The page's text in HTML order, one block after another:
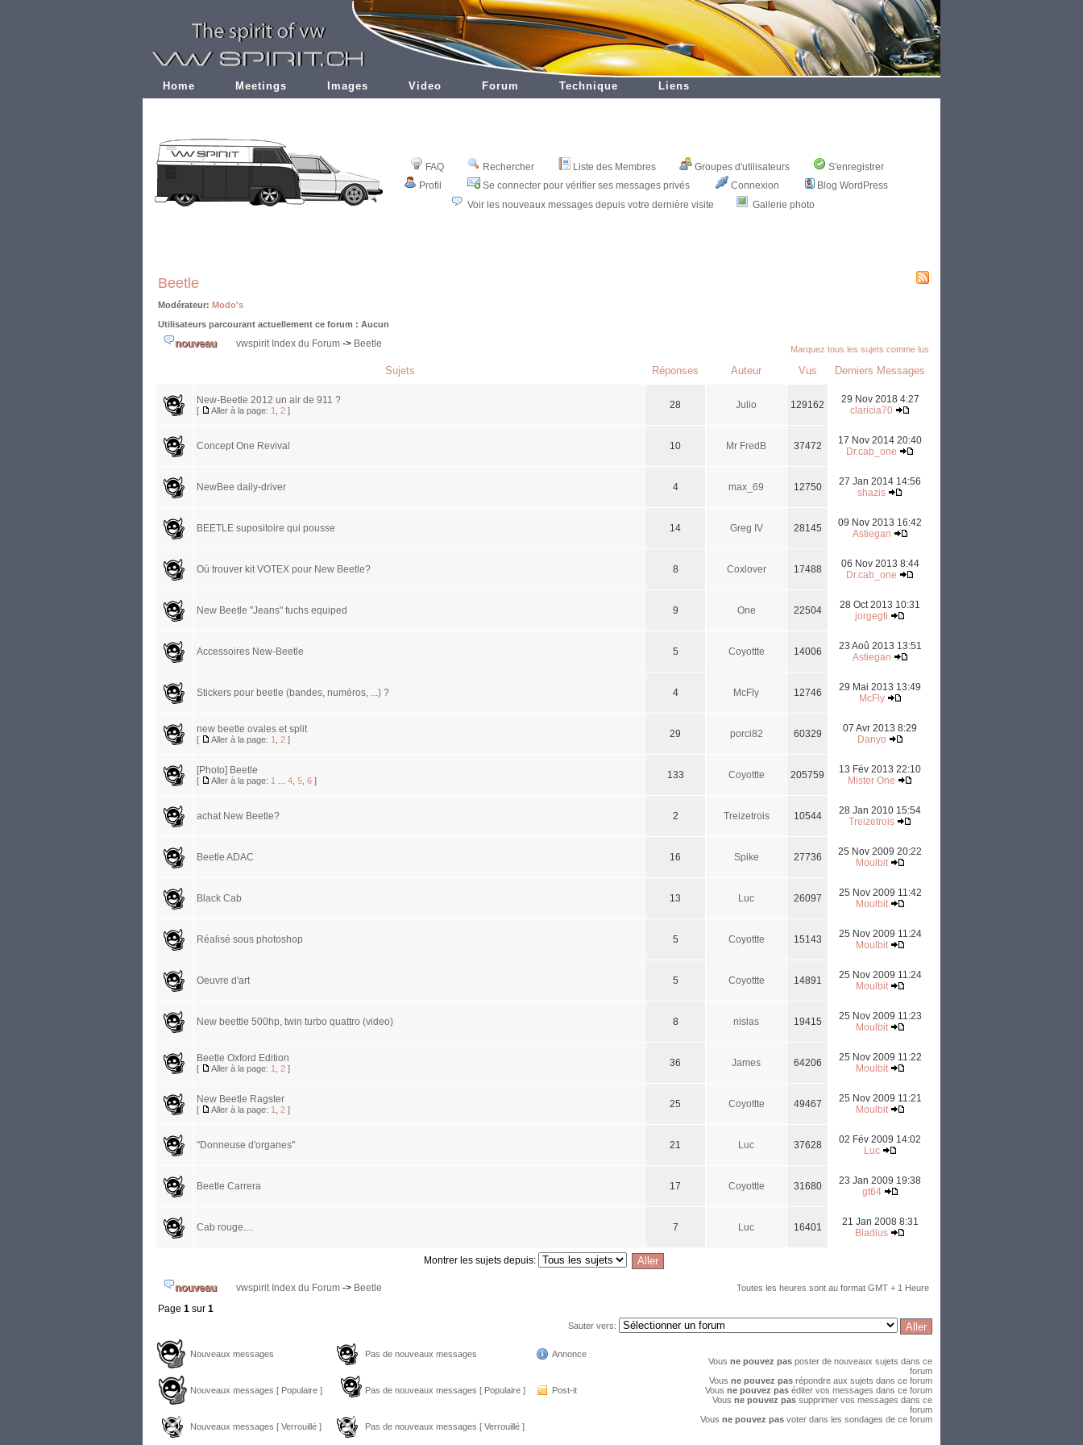
Home Meetings Images Video Forum Technique Liens
FAQ Rechercher Liste des Membres Groupes d'utilisateurs
S'enregistrer
Profil
Se connecter pour vérifier ses messages privés Connexion
Blog WordPress
Voir les nouveaux messages depuis votre dernière visite
Gallerie photo
Beetle
Modérateur: Modo's
Utilisateurs parcourant actuellement ce forum : Aucun
vwspirit Index du Forum -> Beetle Marquez tous les sujets comme lus
Sujets Réponses Auteur Vus Derniers Messages
New-Beetle 2012 un air de 911 ?
[ Aller à la page: 1 2 ] 28 Julio 129162
29 Nov 2018 4:27
claricia70
Concept One Revival 10 Mr FredB 37472
17 Nov 2014 20:40
Dr.cab_one
NewBee daily-driver 4 max_69 12750
27 Jan 2014 14:56
shazis
BEETLE supositoire qui pousse 14 Greg IV 28145
09 Nov 2013 16:42
Astiegan
Où trouver kit VOTEX pour New Beetle? 8 Coxlover 17488
06 Nov 2013 8:44
Dr.cab_one
New Beetle "Jeans" fuchs equiped 9 One 22504
28 Oct 2013 10:31
jorgegti
Accessoires New-Beetle 5 Coyottte 14006
23 Aoû 2013 13:51
Astiegan
Stickers pour beetle (bandes, numéros, ...) ? 4 McFly 12746
29 Mai 2013 13:49
McFly
new beetle ovales et split
[ Aller à la page: 1 2 ] 29 porci82 60329
07 Avr 2013 8:29
Danyo
[Photo] Beetle
[ Aller à la page: 1 4 5 6 ] 133 Coyottte 205759
13 Fév 2013 22:10
Mister One
achat New Beetle? 2 Treizetrois 10544
28 Jan 2010 15:54
Treizetrois
Beetle ADAC 16 Spike 27736
25 Nov 2009 20:22
Moulbit
Black Cab 13 Luc 26097
25 Nov 2009 11:42
Moulbit
Réalisé sous photoshop 5 Coyottte 15143
25 Nov 2009 11:24
Moulbit
Oeuvre d'art 5 Coyottte 14891
25 Nov 2009 11:24
Moulbit
New beettle 500hp, twin turbo quattro (video) 8 nislas 19415
25 Nov 2009 11:23
Moulbit
Beetle Oxford Edition
[ Aller à la page: 1 2 ] 36 James 64206
25 Nov 2009 11:22
Moulbit
New Beetle Ragster
[ Aller à la page: 1 2 ] 25 Coyottte 49467
25 Nov 2009 11:21
Moulbit
"Donneuse d'organes" 21 Luc 37628
02 Fév 2009 14:02
Luc
Beetle Carrera 17 Coyottte 31680
23 Jan 2009 19:38
gt64
Cab rouge.... 7 Luc 16401
21 Jan 2008 8:31
Bladius
Montrer les sujets depuis:
vwspirit Index du Forum -> Beetle Toutes les heures sont au format GMT + 1 Heure
Page 1 sur 1
Sauter vers:
Nouveaux messages Pas de nouveaux messages Annonce
Nouveaux messages [ Populaire ] Pas de nouveaux messages [ Populaire ] Post-it
Nouveaux messages [ Verrouillé ] Pas de nouveaux messages [ Verrouillé ]
Vous ne pouvez pas poster de nouveaux sujets dans ce
forum
Vous ne pouvez pas répondre aux sujets dans ce forum
Vous ne pouvez pas éditer vos messages dans ce forum
Vous ne pouvez pas supprimer vos messages dans ce
forum
Vous ne pouvez pas voter dans les sondages de ce forum